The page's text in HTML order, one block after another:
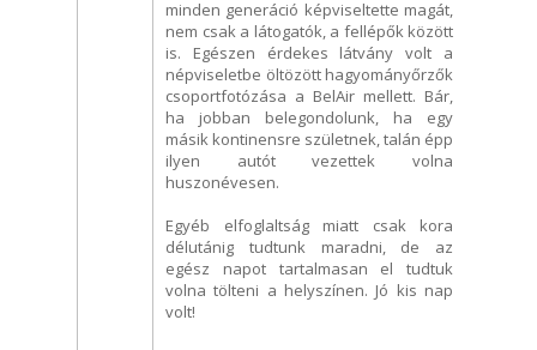
minden generáció képviseltette magát,
nem csak a látogatók, a fellépők között
is. Egészen érdekes látvány volt a
népviseletbe öltözött hagyományőrzők
csoportfotózása a BelAir mellett. Bár,
ha jobban belegondolunk, ha egy
másik kontinensre születnek, talán épp
ilyen autót vezettek volna
huszonévesen.
Egyéb elfoglaltság miatt csak kora
délutánig tudtunk maradni, de az
egész napot tartalmasan el tudtuk
volna tölteni a helyszínen. Jó kis nap
volt!